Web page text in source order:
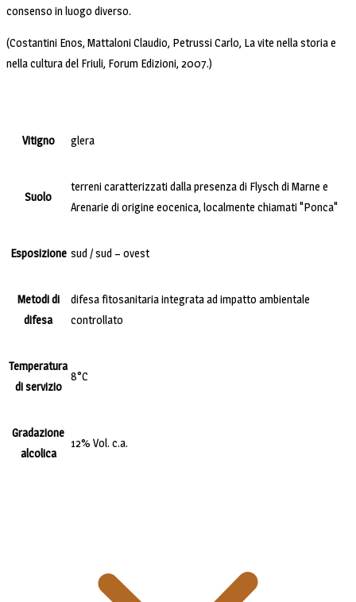
consenso in luogo diverso.
(Costantini Enos, Mattaloni Claudio, Petrussi Carlo, La vite nella storia e
nella cultura del Friuli, Forum Edizioni, 2007.)
Vitigno glera
Suolo
terreni caratterizzati dalla presenza di Flysch di Marne e
Arenarie di origine eocenica, localmente chiamati "Ponca"
Esposizione sud / sud – ovest
Metodi di
difesa
difesa fitosanitaria integrata ad impatto ambientale
controllato
Temperatura
di servizio
8°C
Gradazione
alcolica
12% Vol. c.a.